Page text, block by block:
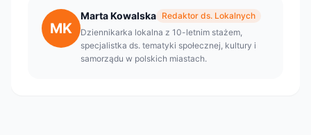
MK
Marta Kowalska Redaktor ds. Lokalnych
Dziennikarka lokalna z 10-letnim stażem,
specjalistka ds. tematyki społecznej, kultury i
samorządu w polskich miastach.